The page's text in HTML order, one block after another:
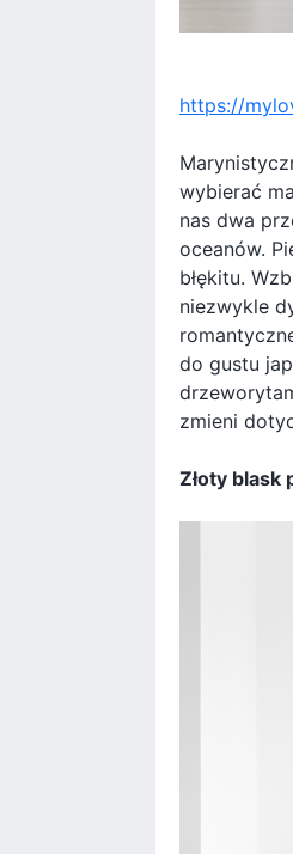
https://
wybierać
nas dwa
oceanów.
błękitu.
niezwykle
do gustu
zmieni
Złoty blask